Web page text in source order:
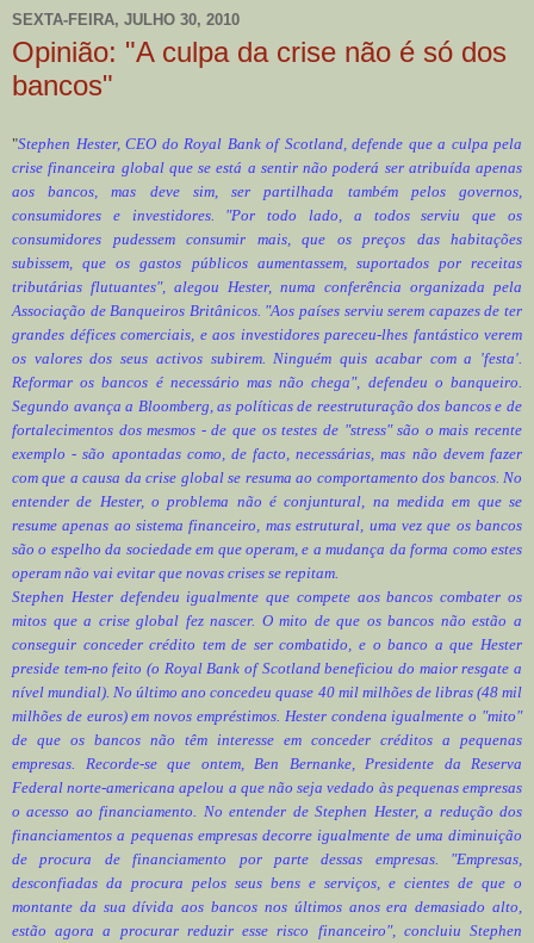
SEXTA-FEIRA, JULHO 30, 2010
Opinião: "A culpa da crise não é só dos
bancos"
"Stephen Hester, CEO do Royal Bank of Scotland, defende que a culpa pela
crise financeira global que se está a sentir não poderá ser atribuída apenas
aos bancos, mas deve sim, ser partilhada também pelos governos,
consumidores e investidores. "Por todo lado, a todos serviu que os
consumidores pudessem consumir mais, que os preços das habitações
subissem, que os gastos públicos aumentassem, suportados por receitas
tributárias flutuantes", alegou Hester, numa conferência organizada pela
Associação de Banqueiros Britânicos. "Aos países serviu serem capazes de ter
grandes défices comerciais, e aos investidores pareceu-lhes fantástico verem
os valores dos seus activos subirem. Ninguém quis acabar com a 'festa'.
Reformar os bancos é necessário mas não chega", defendeu o banqueiro.
Segundo avança a Bloomberg, as políticas de reestruturação dos bancos e de
fortalecimentos dos mesmos - de que os testes de "stress" são o mais recente
exemplo - são apontadas como, de facto, necessárias, mas não devem fazer
com que a causa da crise global se resuma ao comportamento dos bancos. No
entender de Hester, o problema não é conjuntural, na medida em que se
resume apenas ao sistema financeiro, mas estrutural, uma vez que os bancos
são o espelho da sociedade em que operam, e a mudança da forma como estes
operam não vai evitar que novas crises se repitam.
Stephen Hester defendeu igualmente que compete aos bancos combater os
mitos que a crise global fez nascer. O mito de que os bancos não estão a
conseguir conceder crédito tem de ser combatido, e o banco a que Hester
preside tem-no feito (o Royal Bank of Scotland beneficiou do maior resgate a
nível mundial). No último ano concedeu quase 40 mil milhões de libras (48 mil
milhões de euros) em novos empréstimos. Hester condena igualmente o "mito"
de que os bancos não têm interesse em conceder créditos a pequenas
empresas. Recorde-se que ontem, Ben Bernanke, Presidente da Reserva
Federal norte-americana apelou a que não seja vedado às pequenas empresas
o acesso ao financiamento. No entender de Stephen Hester, a redução dos
financiamentos a pequenas empresas decorre igualmente de uma diminuição
de procura de financiamento por parte dessas empresas. "Empresas,
desconfiadas da procura pelos seus bens e serviços, e cientes de que o
montante da sua dívida aos bancos nos últimos anos era demasiado alto,
estão agora a procurar reduzir esse risco financeiro", concluiu Stephen